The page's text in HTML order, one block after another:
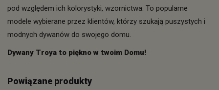
pod względem ich kolorystyki, wzornictwa. To popularne
modele wybierane przez klientów, którzy szukają puszystych i
modnych dywanów do swojego domu.
Dywany Troya to piękno w twoim Domu!
Powiązane produkty